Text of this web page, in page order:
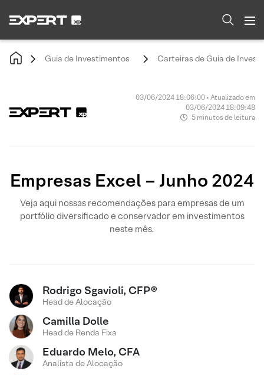
Guia de Investimentos Carteiras de Guia de
03/06/2024 18:06:00 • Atualizado em
03/06/2024 18:09:48
5 minutos de leitura
Empresas Excel – Junho 2024
Veja aqui nossas recomendações para empresas de um
portfólio diversificado e conservador em investimentos
neste mês.
Rodrigo Sgavioli, CFP®
Head de Alocação
Camilla Dolle
Head de Renda Fixa
Eduardo Melo, CFA
Analista de Alocação